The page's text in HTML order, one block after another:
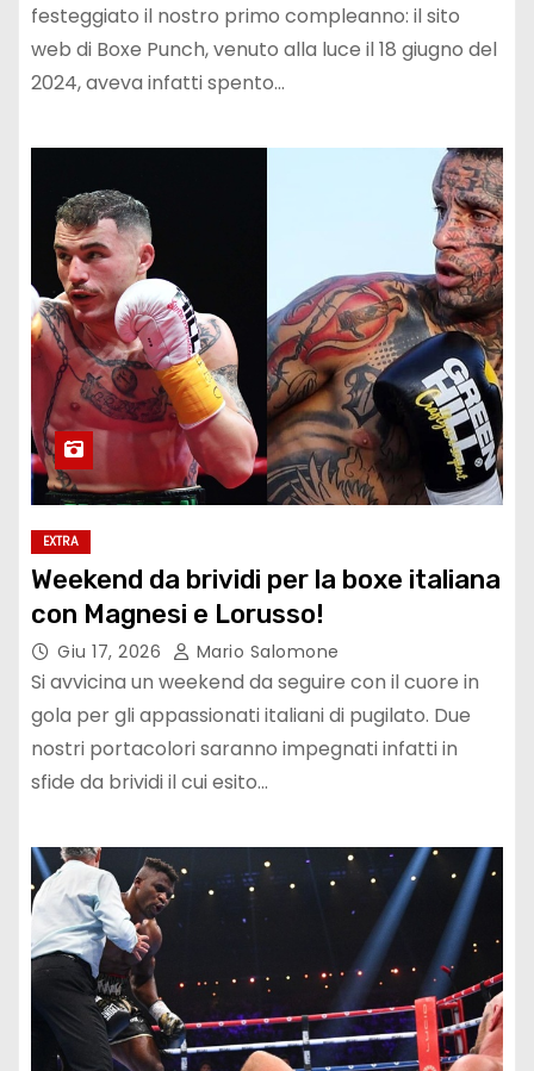
festeggiato il nostro primo compleanno: il sito
web di Boxe Punch, venuto alla luce il 18 giugno del
2024, aveva infatti spento…
EXTRA
Weekend da brividi per la boxe italiana
con Magnesi e Lorusso!
Giu 17, 2026 Mario Salomone
Si avvicina un weekend da seguire con il cuore in
gola per gli appassionati italiani di pugilato. Due
nostri portacolori saranno impegnati infatti in
sfide da brividi il cui esito…